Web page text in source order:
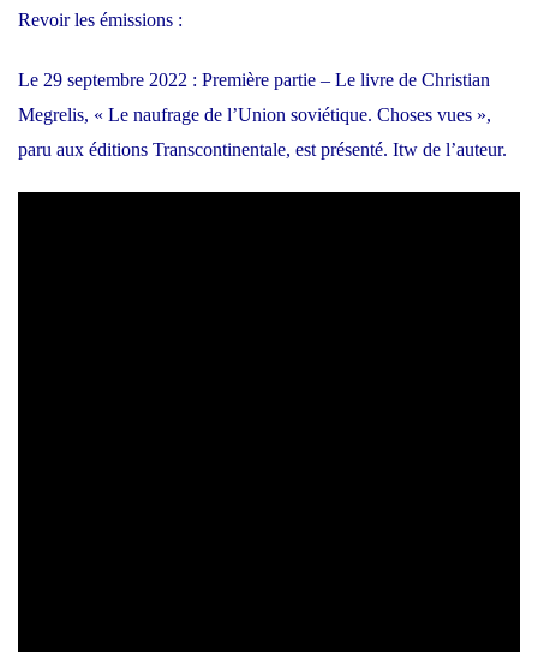
Revoir les émissions :
Le 29 septembre 2022 : Première partie – Le livre de Christian
Megrelis, « Le naufrage de l’Union soviétique. Choses vues »,
paru aux éditions Transcontinentale, est présenté. Itw de l’auteur.